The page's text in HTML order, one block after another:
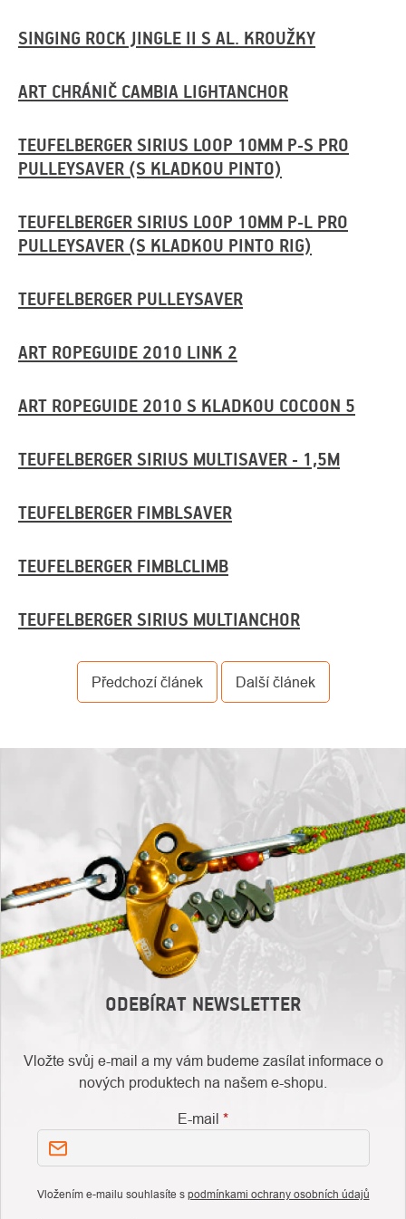
SINGING ROCK JINGLE II S AL. KROUŽKY
ART CHRÁNIČ CAMBIA LIGHTANCHOR
TEUFELBERGER SIRIUS LOOP 10MM P-S PRO
PULLEYSAVER (S KLADKOU PINTO)
TEUFELBERGER SIRIUS LOOP 10MM P-L PRO
PULLEYSAVER (S KLADKOU PINTO RIG)
TEUFELBERGER PULLEYSAVER
ART ROPEGUIDE 2010 LINK 2
ART ROPEGUIDE 2010 S KLADKOU COCOON 5
TEUFELBERGER SIRIUS MULTISAVER - 1,5M
TEUFELBERGER FIMBLSAVER
TEUFELBERGER FIMBLCLIMB
TEUFELBERGER SIRIUS MULTIANCHOR
Předchozí článek Další článek
ODEBÍRAT NEWSLETTER
Vložte svůj e-mail a my vám budeme zasílat informace o
nových produktech na našem e-shopu.
E-mail
Vložením e-mailu souhlasíte s podmínkami ochrany osobních údajů